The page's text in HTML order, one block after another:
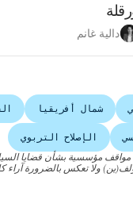
دالية غانم
شمال أفريقيا
الإصلاح التربوي
مواقف مؤسسية بشأن قضايا
ولا تعكس بالضرورة آراء